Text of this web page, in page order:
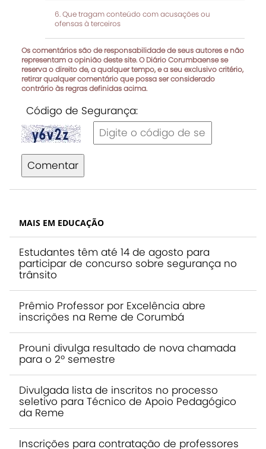
Que tragam conteúdo com acusações ou
ofensas à terceiros
Os comentários são de responsabilidade de seus autores e não
representam a opinião deste site. O Diário Corumbaense se
reserva o direito de, a qualquer tempo, e a seu exclusivo critério,
retirar qualquer comentário que possa ser considerado
contrário às regras definidas acima.
Código de Segurança:
Comentar
MAIS EM EDUCAÇÃO
Estudantes têm até 14 de agosto para
participar de concurso sobre segurança no
trânsito
Prêmio Professor por Excelência abre
inscrições na Reme de Corumbá
Prouni divulga resultado de nova chamada
para o 2º semestre
Divulgada lista de inscritos no processo
seletivo para Técnico de Apoio Pedagógico
da Reme
Inscrições para contratação de professores